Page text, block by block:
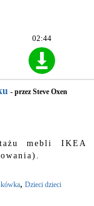
02:44
- przez Steve Oxen
mebli IKEA
, Dzieci dzieci